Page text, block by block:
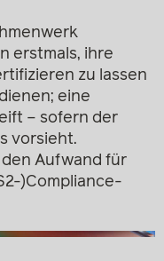
erstmals, ihre
zu lassen
eine
– sofern der
vorsieht.
Aufwand für
)Compliance-